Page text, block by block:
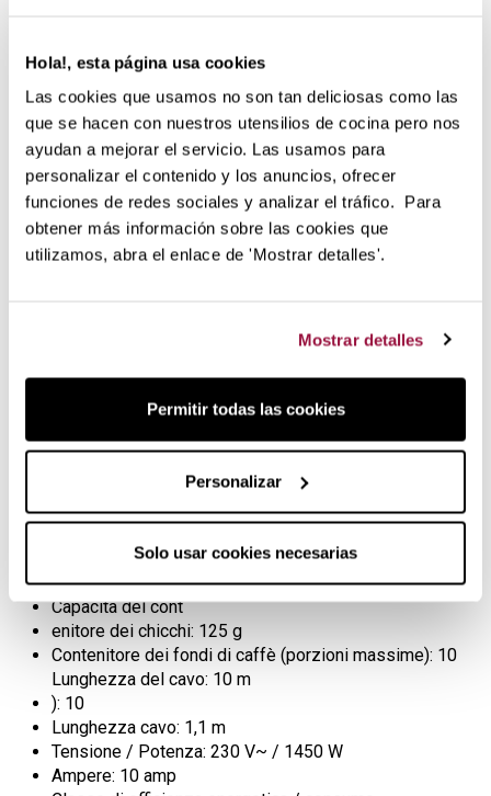
Hola!, esta página usa cookies
Las cookies que usamos no son tan deliciosas como las
que se hacen con nuestros utensilios de cocina pero nos
ayudan a mejorar el servicio. Las usamos para
personalizar el contenido y los anuncios, ofrecer
funciones de redes sociales y analizar el tráfico. Para
obtener más información sobre las cookies que
utilizamos, abra el enlace de 'Mostrar detalles'.
Mostrar detalles
Permitir todas las cookies
Personalizar
Solo usar cookies necesarias
Basta premere un pulsante per
gustare
La facilità d'uso di questo modello è totale. Tutto il know-
how e l'esperienza di Jura sono stati riversati con passione
in questa serie, in modo che l'intero processo sia
macinatura è precisa, delicata ed efficiente.
Selezionate i vostri chicchi di caffè preferiti e riscoprite un
mondo di aromi con la ENA 4.
Dettagli tecnici della macchina da
caffè automatica Jura ENA 4
Capacità del serbatoio dell'acqua: 1,1 litri
Capacità del cont
enitore dei chicchi: 125 g
Contenitore dei fondi di caffè (porzioni massime): 10
Lunghezza del cavo: 10 m
): 10
Lunghezza cavo: 1,1 m
Tensione / Potenza: 230 V~ / 1450 W
Ampere: 10 amp